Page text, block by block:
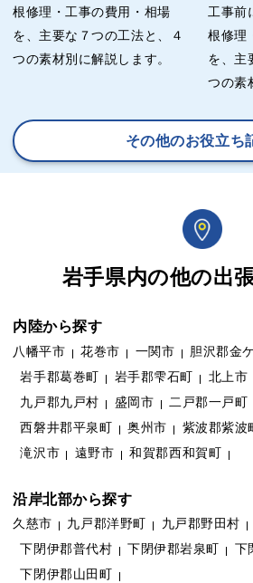
根修理・工事の費用・相場
を、主要な７つの工法と、４
つの素材別に解説します。
工事前
根修理
を、主
つの素
その他のお役立ち
岩手県内の他の出
内陸から探す
八幡平市 花巻市 一関市 胆沢郡金
岩手郡葛巻町
岩手郡雫石町 北上市
九戸郡九戸村
盛岡市 二戸郡一戸町
西磐井郡平泉町
奥州市 紫波郡紫波
滝沢市
遠野市 和賀郡西和賀町
沿岸北部から探す
久慈市 九戸郡洋野町 九戸郡野田村
下閉伊郡普代村
下閉伊郡岩泉町
下
下閉伊郡山田町